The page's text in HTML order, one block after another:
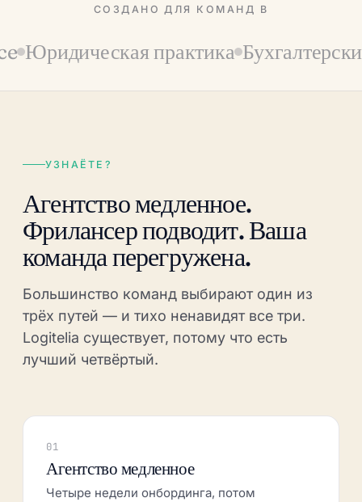
СОЗДАНО ДЛЯ КОМАНД В
практика Бухгалтерские
УЗНАЁТЕ?
Агентство медленное.
Фрилансер подводит. Ваша
команда перегружена.
Большинство команд выбирают один из
трёх путей — и тихо ненавидят все три.
Logitelia существует, потому что есть
лучший четвёртый.
01
Агентство медленное
Четыре недели онбординга, потом